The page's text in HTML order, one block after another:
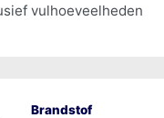
vulhoeveelheden
Brandstof